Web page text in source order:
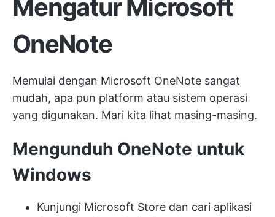
Mengatur Microsoft
OneNote
Memulai dengan Microsoft OneNote sangat
mudah, apa pun platform atau sistem operasi
yang digunakan. Mari kita lihat masing-masing.
Mengunduh OneNote untuk
Windows
Kunjungi Microsoft Store dan cari aplikasi